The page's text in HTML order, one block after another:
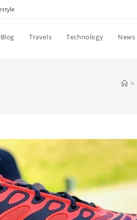
Blog Travels Technology News
>